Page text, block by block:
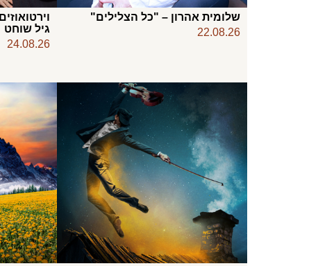
שלומית אהרון – "כל הצלילים"
22.08.26
גיל שוחט
24.08.26